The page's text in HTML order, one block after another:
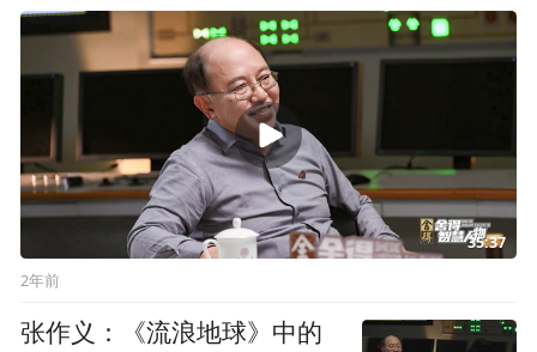
35:37
2年前
张作义：《流浪地球》中的